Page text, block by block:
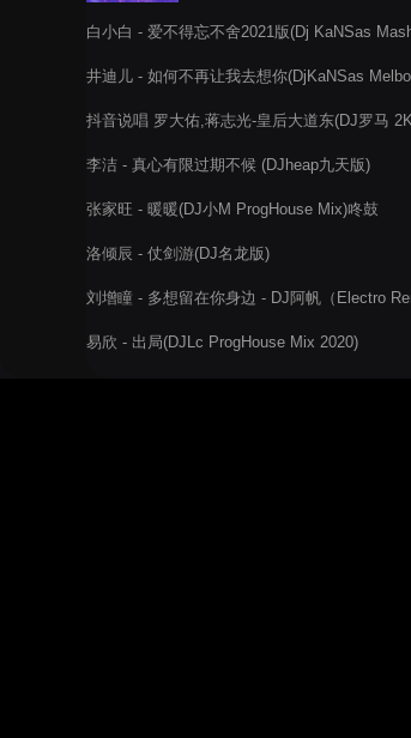
白小白 - 爱不得忘不舍2021版(Dj KaNSas
井迪儿 - 如何不再让我去想你(DjKaNSas
抖音说唱 罗大佑,蒋志光-皇后大道东(DJ罗马
李洁 - 真心有限过期不候 (DJheap九天版)
张家旺 - 暖暖(DJ小M ProgHouse Mix)咚鼓
洛倾辰 - 仗剑游(DJ名龙版)
刘增瞳 - 多想留在你身边 - DJ阿帆（Electro
易欣 - 出局(DJLc ProgHouse Mix 2020)